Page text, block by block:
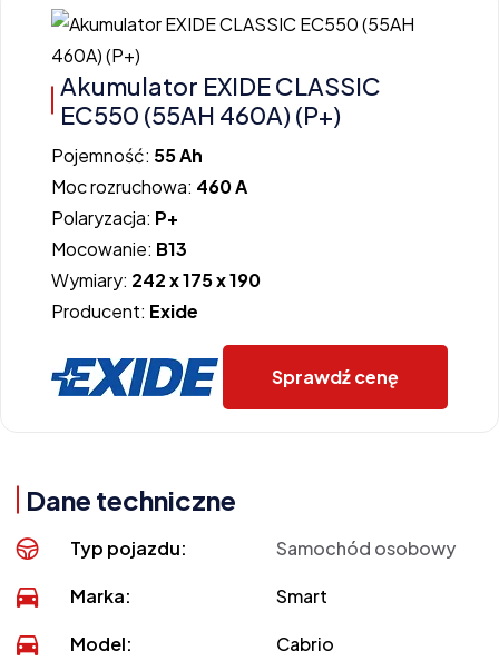
Akumulator EXIDE CLASSIC
EC550 (55AH 460A) (P+)
Pojemność: 55 Ah
Moc rozruchowa: 460 A
Polaryzacja: P+
Mocowanie: B13
Wymiary: 242 x 175 x 190
Producent: Exide
Sprawdź cenę
Dane techniczne
Typ pojazdu: Samochód osobowy
Marka: Smart
Model: Cabrio